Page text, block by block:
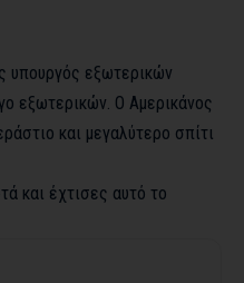
υπουργός εξωτερικών
εξωτερικών. Ο Αμερικάνος
και μεγαλύτερο σπίτι
και έχτισες αυτό το